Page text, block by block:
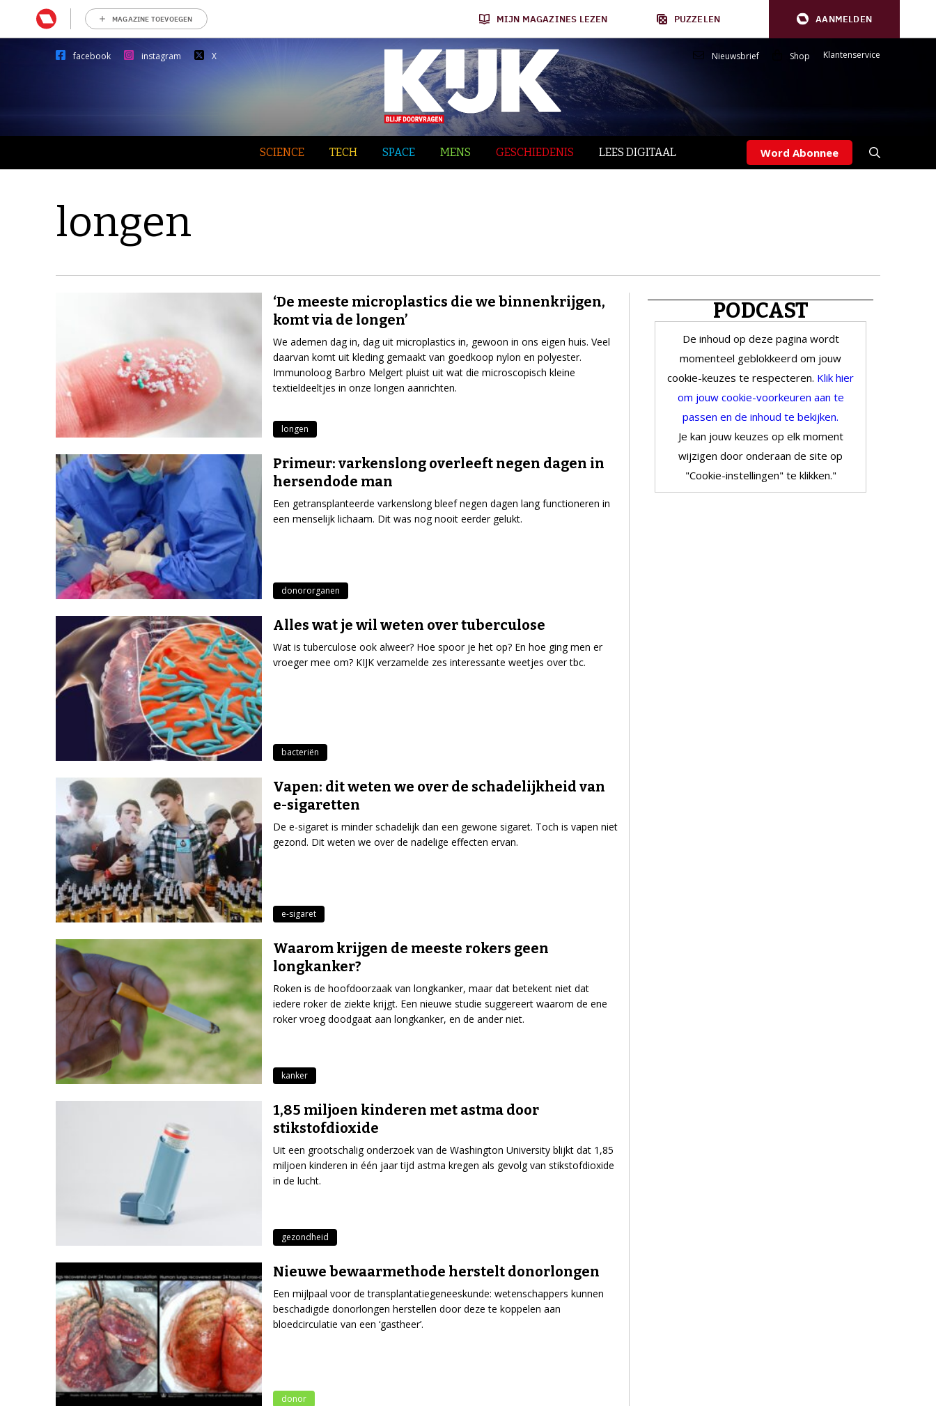
MAGAZINE TOEVOEGEN MIJN MAGAZINES LEZEN PUZZELEN AANMELDEN
facebook instagram X Nieuwsbrief Shop Klantenservice
SCIENCE TECH SPACE MENS GESCHIEDENIS LEES DIGITAAL Word Abonnee
longen
‘De meeste microplastics die we binnenkrijgen,
komt via de longen’
We ademen dag in, dag uit microplastics in, gewoon in ons eigen huis. Veel
daarvan komt uit kleding gemaakt van goedkoop nylon en polyester.
Immunoloog Barbro Melgert pluist uit wat die microscopisch kleine
textieldeeltjes in onze longen aanrichten.
longen
Primeur: varkenslong overleeft negen dagen in
hersendode man
Een getransplanteerde varkenslong bleef negen dagen lang functioneren in
een menselijk lichaam. Dit was nog nooit eerder gelukt.
donororganen
Alles wat je wil weten over tuberculose
Wat is tuberculose ook alweer? Hoe spoor je het op? En hoe ging men er
vroeger mee om? KIJK verzamelde zes interessante weetjes over tbc.
bacteriën
Vapen: dit weten we over de schadelijkheid van
e-sigaretten
De e-sigaret is minder schadelijk dan een gewone sigaret. Toch is vapen niet
gezond. Dit weten we over de nadelige effecten ervan.
e-sigaret
Waarom krijgen de meeste rokers geen
longkanker?
Roken is de hoofdoorzaak van longkanker, maar dat betekent niet dat
iedere roker de ziekte krijgt. Een nieuwe studie suggereert waarom de ene
roker vroeg doodgaat aan longkanker, en de ander niet.
kanker
1,85 miljoen kinderen met astma door
stikstofdioxide
Uit een grootschalig onderzoek van de Washington University blijkt dat 1,85
miljoen kinderen in één jaar tijd astma kregen als gevolg van stikstofdioxide
in de lucht.
gezondheid
Nieuwe bewaarmethode herstelt donorlongen
Een mijlpaal voor de transplantatiegeneeskunde: wetenschappers kunnen
beschadigde donorlongen herstellen door deze te koppelen aan
bloedcirculatie van een ‘gastheer’.
donor
PODCAST
De inhoud op deze pagina wordt
momenteel geblokkeerd om jouw
cookie-keuzes te respecteren. Klik hier
om jouw cookie-voorkeuren aan te
passen en de inhoud te bekijken.
Je kan jouw keuzes op elk moment
wijzigen door onderaan de site op
"Cookie-instellingen" te klikken."